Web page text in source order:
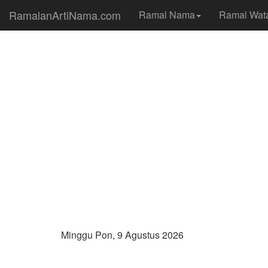
RamalanArtiNama.com Ramal Nama Ramal
Minggu Pon, 9 Agustus 2026